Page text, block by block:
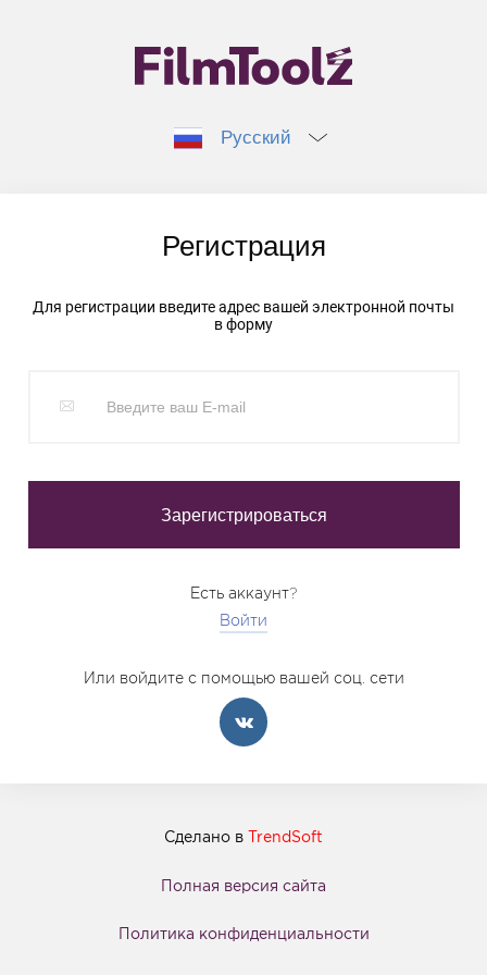
Русский
Регистрация
Для регистрации введите адрес вашей электронной почты
в форму
Есть аккаунт?
Войти
Или войдите с помощью вашей соц. сети
Сделано в TrendSoft
Полная версия сайта
Политика конфиденциальности